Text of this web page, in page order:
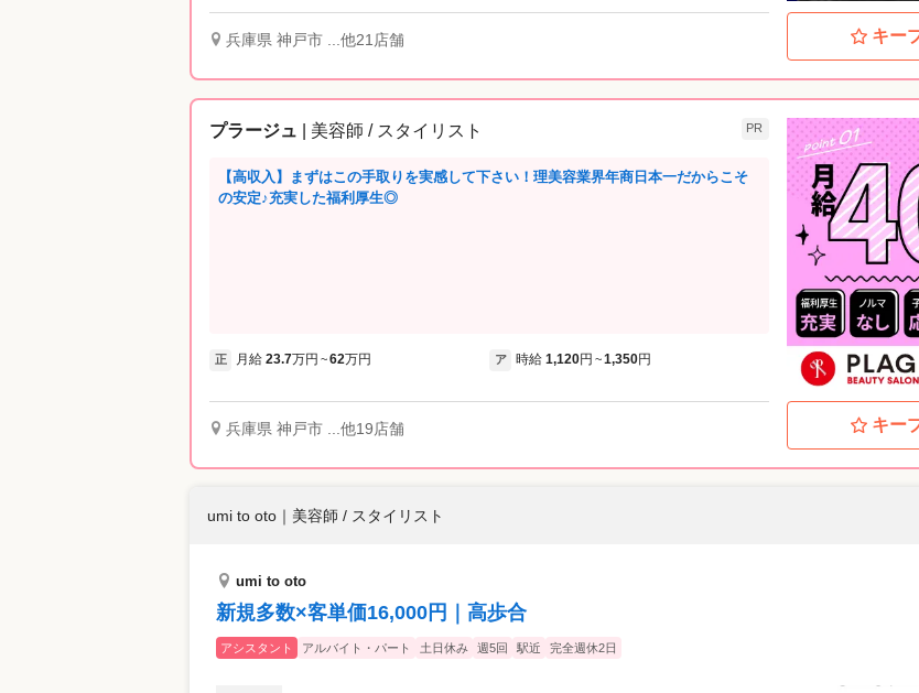
兵庫県 神戸市 ...他21店舗 キー
プラージュ | 美容師 / スタイリスト PR
【高収入】まずはこの手取りを実感して下さい！理美容業界年商日本一だからこそ
の安定♪充実した福利厚生◎
正 月給 23.7万円 ~62万円 ア 時給 1,120円 ~1,350円
兵庫県 神戸市 ...他19店舗 キー
umi to oto ｜ 美容師 / スタイリスト
umi to oto
新規多数×客単価16,000円｜高歩合
アシスタント アルバイト・パート 土日休み 週5回 駅近 完全週休2日